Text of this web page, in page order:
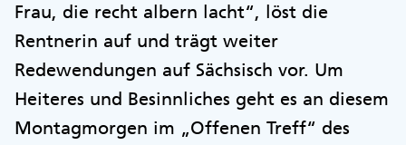
Frau, die recht albern lacht“, löst die
Rentnerin auf und trägt weiter
Redewendungen auf Sächsisch vor. Um
Heiteres und Besinnliches geht es an diesem
Montagmorgen im „Offenen Treff“ des